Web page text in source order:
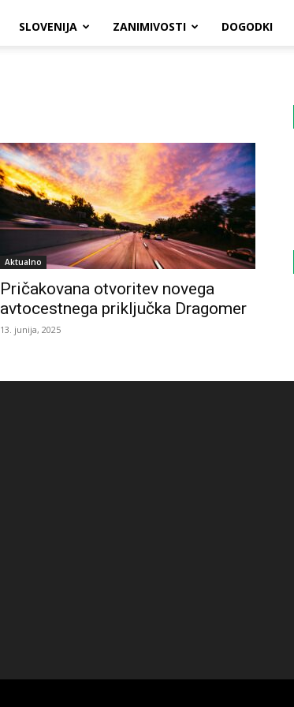
SLOVENIJA ZANIMIVOSTI DOGODKI
Aktualno
Pričakovana otvoritev novega
avtocestnega priključka Dragomer
13. junija, 2025